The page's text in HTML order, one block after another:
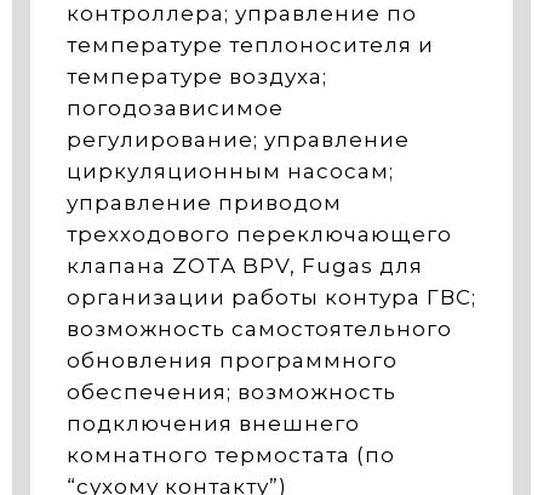
контроллера; управление по
температуре теплоносителя и
температуре воздуха;
погодозависимое
регулирование; управление
циркуляционным насосам;
управление приводом
трехходового переключающего
клапана ZOTA BPV, Fugas для
организации работы контура ГВС;
возможность самостоятельного
обновления программного
обеспечения; возможность
подключения внешнего
комнатного термостата (по
“сухому контакту”)